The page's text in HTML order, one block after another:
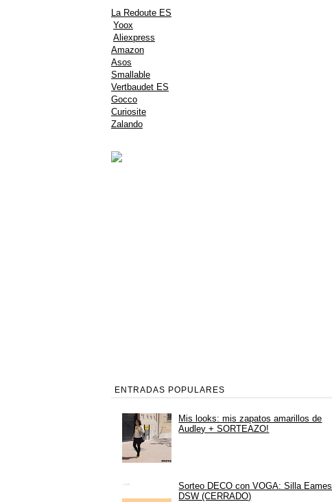
La Redoute ES
Yoox
Aliexpress
Amazon
Asos
Smallable
Vertbaudet ES
Gocco
Curiosite
Zalando
ENTRADAS POPULARES
Mis looks: mis zapatos amarillos de
Audley + SORTEAZO!
Sorteo DECO con VOGA: Silla Eames
DSW (CERRADO)